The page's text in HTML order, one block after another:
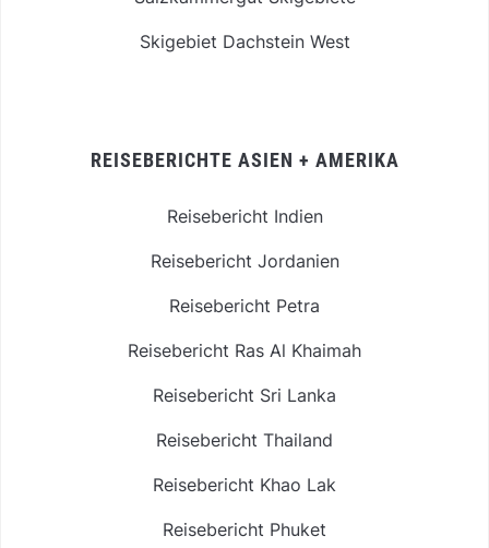
Skigebiet Dachstein West
REISEBERICHTE ASIEN + AMERIKA
Reisebericht Indien
Reisebericht Jordanien
Reisebericht Petra
Reisebericht Ras Al Khaimah
Reisebericht Sri Lanka
Reisebericht Thailand
Reisebericht Khao Lak
Reisebericht Phuket